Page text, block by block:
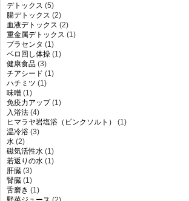
デトックス (5)
腸デトックス (2)
血液デトックス (2)
重金属デトックス (1)
プラセンタ (1)
ベロ回し体操 (1)
健康食品 (3)
チアシード (1)
ハチミツ (1)
味噌 (1)
免疫力アップ(1)
入浴法 (4)
ヒマラヤ岩塩浴（ピンクソルト）
(1)
温冷浴 (3)
水 (2)
磁気活性水 (1)
若返りの水 (1)
肝臓 (3)
腎臓 (1)
舌磨き (1)